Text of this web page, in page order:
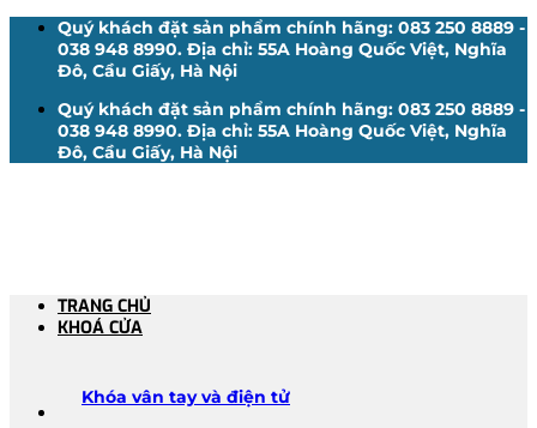
Quý khách đặt sản phẩm chính hãng: 083 250 8889 -
038 948 8990. Địa chỉ: 55A Hoàng Quốc Việt, Nghĩa
Đô, Cầu Giấy, Hà Nội
Quý khách đặt sản phẩm chính hãng: 083 250 8889 -
038 948 8990. Địa chỉ: 55A Hoàng Quốc Việt, Nghĩa
Đô, Cầu Giấy, Hà Nội
TRANG CHỦ
KHOÁ CỬA
Khóa vân tay và điện tử